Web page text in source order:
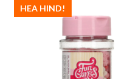
HEA HIND!